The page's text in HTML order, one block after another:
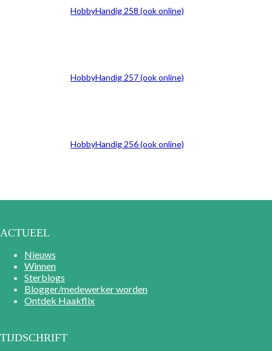
HobbyHandig 258 (ook online)
HobbyHandig 257 (ook online)
HobbyHandig 256 (ook online)
ACTUEEL
Nieuws
Winnen
Sterblogs
Blogger/medewerker worden
Ontdek Haakflix
TIJDSCHRIFT